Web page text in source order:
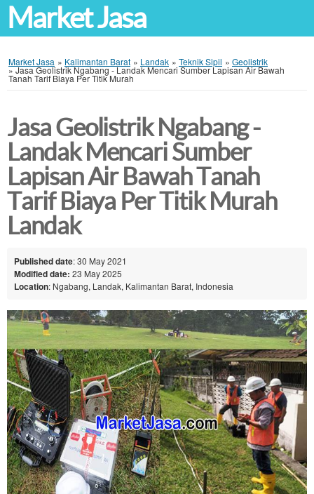
Market Jasa
Market Jasa » Kalimantan Barat » Landak » Teknik Sipil » Geolistrik
»Jasa Geolistrik Ngabang - Landak Mencari Sumber Lapisan Air Bawah
Tanah Tarif Biaya Per Titik Murah
Jasa Geolistrik Ngabang -
Landak Mencari Sumber
Lapisan Air Bawah Tanah
Tarif Biaya Per Titik Murah
Landak
Published date: 30 May 2021
Modified date: 23 May 2025
Location: Ngabang, Landak, Kalimantan Barat, Indonesia